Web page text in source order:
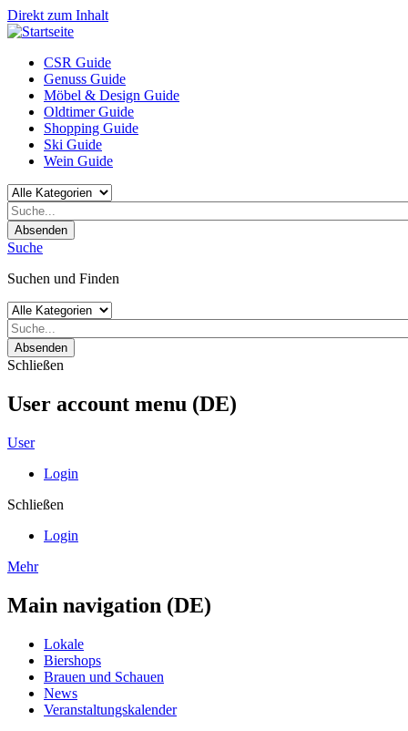
Direkt zum Inhalt
CSR Guide
Genuss Guide
Möbel & Design Guide
Oldtimer Guide
Shopping Guide
Ski Guide
Wein Guide
Absenden
Suche
Suchen und Finden
Absenden
Schließen
User account menu (DE)
User
Login
Schließen
Login
Mehr
Main navigation (DE)
Lokale
Biershops
Brauen und Schauen
News
Veranstaltungskalender